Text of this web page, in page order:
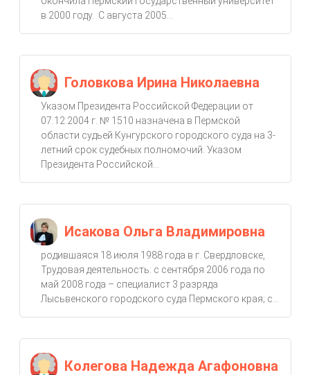
в 2000 году. С августа 2005...
Головкова Ирина Николаевна
Указом Президента Российской Федерации от
07.12.2004 г. № 1510 назначена в Пермской
области судьей Кунгурского городского суда на 3-
летний срок судебных полномочий. Указом
Президента Российской...
Исакова Ольга Владимировна
родившаяся 18 июля 1988 года в г. Свердловске,
Трудовая деятельность: с сентября 2006 года по
май 2008 года – специалист 3 разряда
Лысьвенского городского суда Пермского края; с...
Колегова Надежда Агафоновна